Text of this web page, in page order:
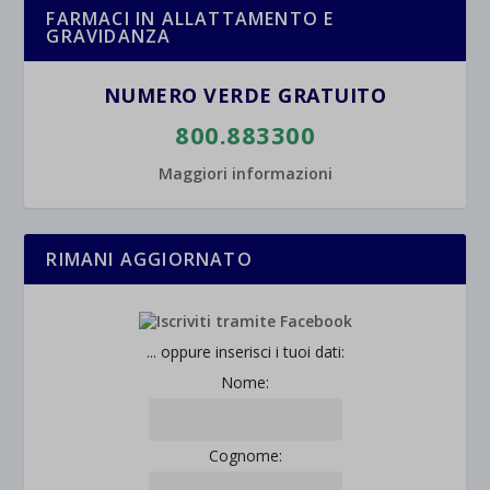
FARMACI IN ALLATTAMENTO E
GRAVIDANZA
NUMERO VERDE GRATUITO
800.883300
Maggiori informazioni
RIMANI AGGIORNATO
... oppure inserisci i tuoi dati:
Nome:
Cognome:
wpc*